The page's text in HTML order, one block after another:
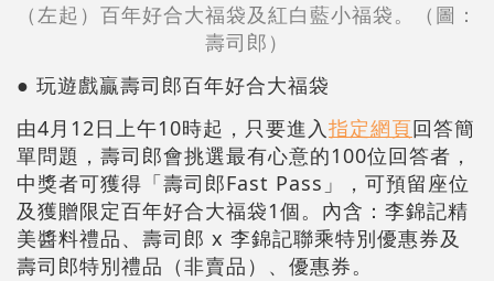
（左起）百年好合大福袋及紅白藍小福袋。（圖：
壽司郎）
● 玩遊戲贏壽司郎百年好合大福袋
由4月12日上午10時起，只要進入指定網頁回答簡
單問題，壽司郎會挑選最有心意的100位回答者，
中獎者可獲得「壽司郎Fast Pass」，可預留座位
及獲贈限定百年好合大福袋1個。內含：李錦記精
美醬料禮品、壽司郎 x 李錦記聯乘特別優惠券及
壽司郎特別禮品（非賣品）、優惠券。